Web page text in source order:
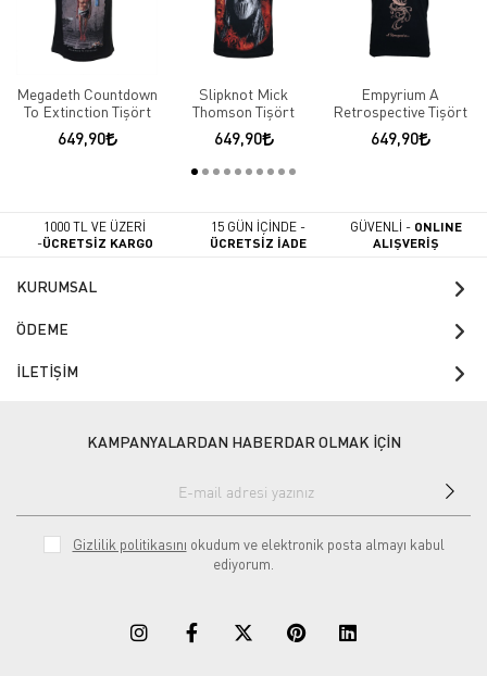
Megadeth Countdown
To Extinction Tişört
649,90
Slipknot Mick
Thomson Tişört
649,90
Empyrium A
Retrospective Tişört
649,90
1000 TL VE ÜZERİ
-ÜCRETSİZ KARGO
15 GÜN İÇİNDE -
ÜCRETSİZ İADE
GÜVENLİ - ONLINE
ALIŞVERİŞ
KURUMSAL
ÖDEME
İLETİŞİM
KAMPANYALARDAN HABERDAR OLMAK İÇİN
Gizlilik politikasını okudum ve elektronik posta almayı kabul
ediyorum.